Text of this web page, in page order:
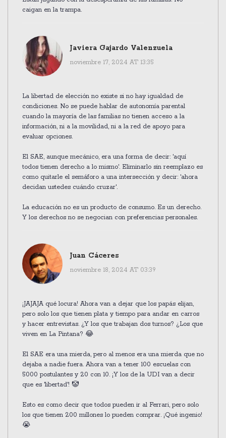
caigan en la trampa.
Javiera Gajardo Valenzuela
noviembre 17, 2024 AT 13:35
La libertad de elección no existe si no hay igualdad de
condiciones. No se puede hablar de autonomía parental
cuando la mayoría de las familias no tienen acceso a la
información, ni a la movilidad, ni a la red de apoyo para
evaluar opciones.
El SAE, aunque mecánico, era una forma de decir: 'aquí
todos tienen derecho a lo mismo'. Eliminarlo sin reemplazo es
como quitarle el semáforo a una intersección y decir: 'ahora
decidan ustedes cuándo cruzar'.
La educación no es un producto de consumo. Es un derecho.
Y los derechos no se negocian con preferencias personales.
Juan Cáceres
noviembre 18, 2024 AT 03:39
¡JAJAJA qué locura! Ahora van a dejar que los papás elijan,
pero solo los que tienen plata y tiempo para andar en carros
y hacer entrevistas. ¿Y los que trabajan dos turnos? ¿Los que
viven en La Pintana? 😂
El SAE era una mierda, pero al menos era una mierda que no
dejaba a nadie fuera. Ahora van a tener 100 escuelas con
5000 postulantes y 20 con 10. ¡Y los de la UDI van a decir
que es 'libertad'! 🤡
Esto es como decir que todos pueden ir al Ferrari, pero solo
los que tienen 200 millones lo pueden comprar. ¡Qué ingenio!
😭